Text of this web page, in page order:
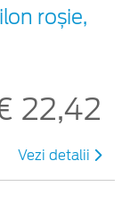
roșie,
22,42
Vezi detalii